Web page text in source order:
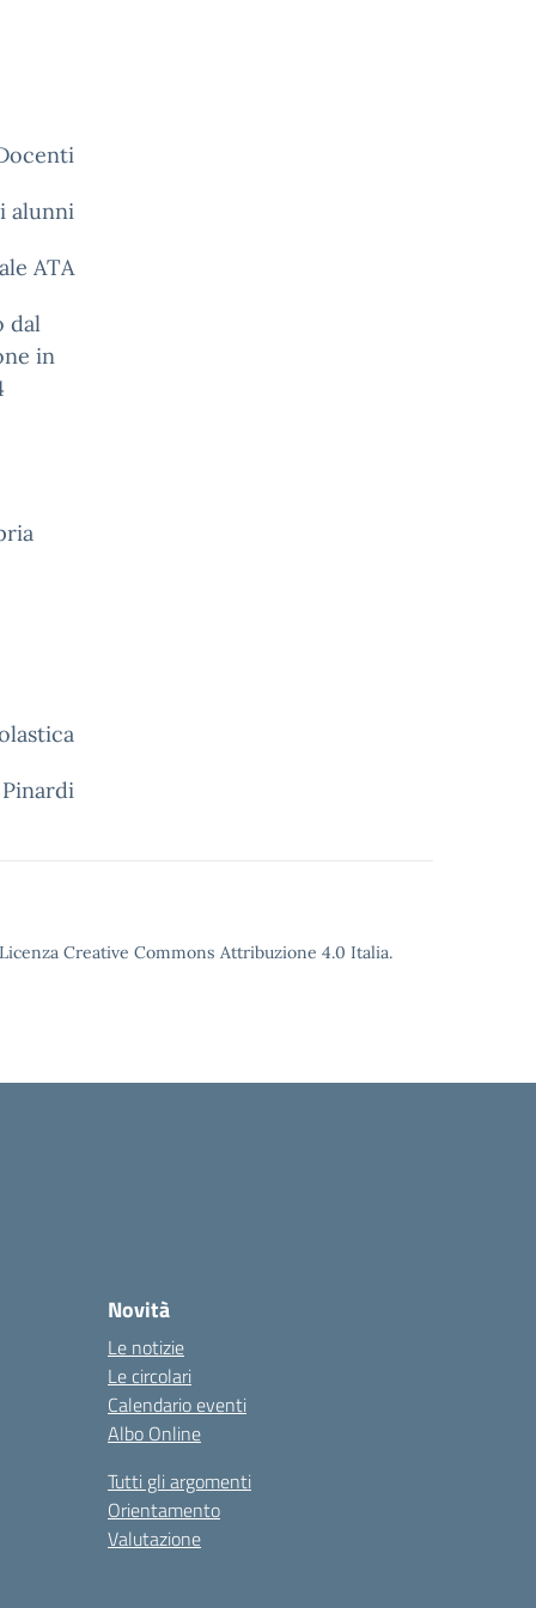
alunni
ATA
dal
in
Creative Commons Attribuzione 4.0 Italia.
Novità
Le notizie
Le circolari
Calendario eventi
Albo Online
Tutti gli argomenti
Orientamento
Valutazione